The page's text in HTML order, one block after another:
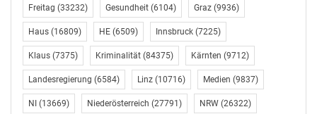
Es werden auch Kunden der Caritas Pflege als
Interviewpartner zur
Verfügung stehen.
Datum: 16.4.2018, um 10:00 Uhr
Ort: Caritas Sozialstation St. Pölten-Stattersdorf
Freitag (33232) Gesundheit (6104) Graz (9936)
Haus (16809) HE (6509) Innsbruck (7225)
Klaus (7375) Kriminalität (84375) Kärnten (9712)
Landesregierung (6584) Linz (10716) Medien (9837)
NI (13669) Niederösterreich (27791) NRW (26322)